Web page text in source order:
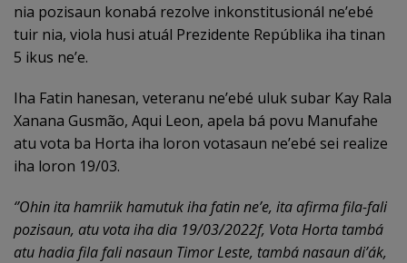
nia pozisaun konabá rezolve inkonstitusionál ne’ebé
tuir nia, viola husi atuál Prezidente Repúblika iha tinan
5 ikus ne’e.
Iha Fatin hanesan, veteranu ne’ebé uluk subar Kay Rala
Xanana Gusmão, Aqui Leon, apela bá povu Manufahe
atu vota ba Horta iha loron votasaun ne’ebé sei realize
iha loron 19/03.
‘’Ohin ita hamriik hamutuk iha fatin ne’e, ita afirma fila-fali
pozisaun, atu vota iha dia 19/03/2022f, Vota Horta tambá
atu hadia fila fali nasaun Timor Leste, tambá nasaun di’ák,